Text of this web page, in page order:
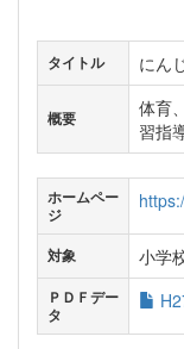
タイトル にん
概要
体育
習指
ホームペー
ジ
対象 小学
ＰＤＦデー
タ